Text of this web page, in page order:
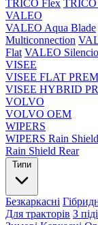
TRICO Flex TRICO
VALEO
VALEO Aqua Blade
Multiconnection
Flat VALEO
VISEE
VISEE FLAT
VISEE HYBRID
VOLVO
VOLVO OEM
WIPERS
WIPERS Rain
Rain Shield Rear
Типи
Безкаркасні
Для тракторів З